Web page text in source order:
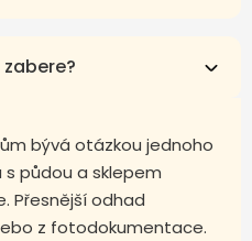
bývá otázkou jednoho
půdou a sklepem
Přesnější odhad
z fotodokumentace.